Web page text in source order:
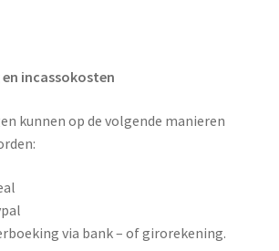
incassokosten
kunnen op de volgende manieren
via bank – of girorekening.